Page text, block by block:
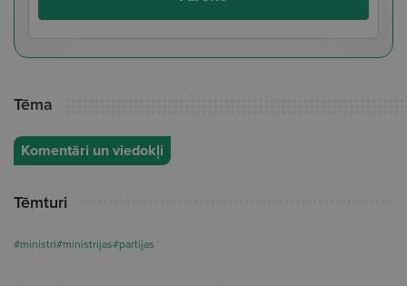
Tēma
Komentāri un viedokļi
Tēmturi
#ministri#ministrijas#partijas